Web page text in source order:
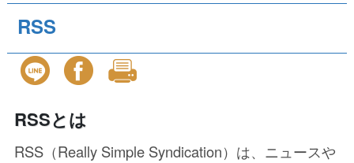
RSS
RSSとは
RSS（Really Simple Syndication）は、ニュースや